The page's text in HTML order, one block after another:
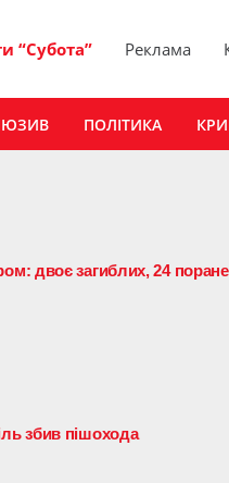
“Субота” Реклама
ПОЛІТИКА
двоє загиблих, 24
збив пішохода